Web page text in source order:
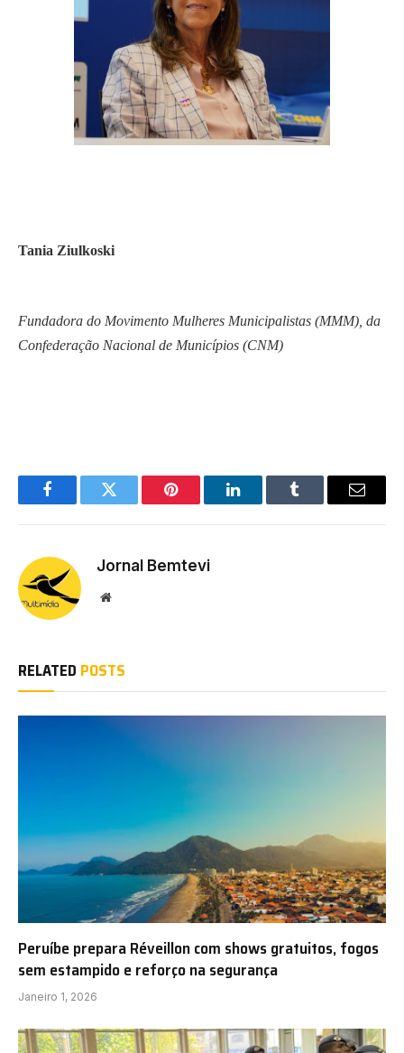
Tania Ziulkoski
Fundadora do Movimento Mulheres Municipalistas (MMM), da
Confederação Nacional de Municípios (CNM)
FacebookTwitter Pinterest LinkedInTumblr Email
Jornal Bemtevi
Website
RELATED POSTS
Peruíbe prepara Réveillon com shows gratuitos, fogos
sem estampido e reforço na segurança
Janeiro 1, 2026